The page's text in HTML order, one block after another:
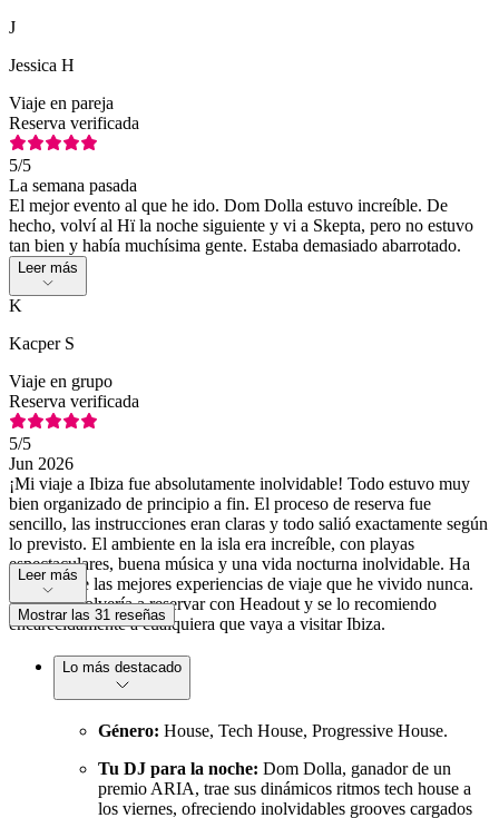
J
Jessica H
Viaje en pareja
Reserva verificada
5/5
La semana pasada
El mejor evento al que he ido. Dom Dolla estuvo increíble. De
hecho, volví al Hï la noche siguiente y vi a Skepta, pero no estuvo
tan bien y había muchísima gente. Estaba demasiado abarrotado.
Leer más
K
Kacper S
Viaje en grupo
Reserva verificada
5/5
Jun 2026
¡Mi viaje a Ibiza fue absolutamente inolvidable! Todo estuvo muy
bien organizado de principio a fin. El proceso de reserva fue
sencillo, las instrucciones eran claras y todo salió exactamente según
lo previsto. El ambiente en la isla era increíble, con playas
espectaculares, buena música y una vida nocturna inolvidable. Ha
sido una de las mejores experiencias de viaje que he vivido nunca.
Sin duda volvería a reservar con Headout y se lo recomiendo
encarecidamente a cualquiera que vaya a visitar Ibiza.
Leer más
Mostrar las 31 reseñas
Lo más destacado
Género: House, Tech House, Progressive House.
Tu DJ para la noche: Dom Dolla, ganador de un
premio ARIA, trae sus dinámicos ritmos tech house a
los viernes, ofreciendo inolvidables grooves cargados